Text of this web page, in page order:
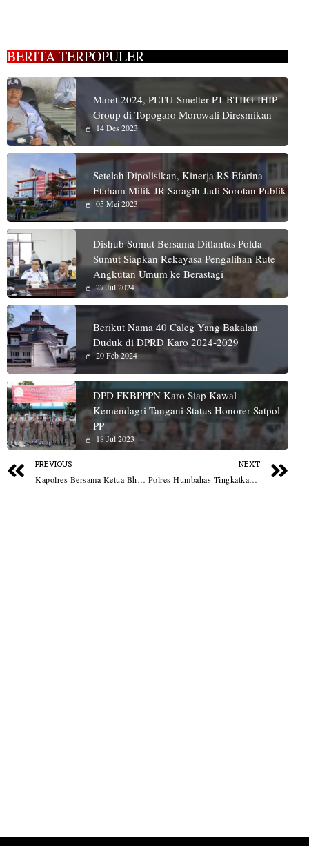
BERITA TERPOPULER
Maret 2024, PLTU-Smelter PT BTIIG-IHIP
Group di Topogaro Morowali Diresmikan
14 Des 2023
Setelah Dipolisikan, Kinerja RS Efarina
Etaham Milik JR Saragih Jadi Sorotan Publik
05 Mei 2023
Dishub Sumut Bersama Ditlantas Polda
Sumut Siapkan Rekayasa Pengalihan Rute
Angkutan Umum ke Berastagi
27 Jul 2024
Berikut Nama 40 Caleg Yang Bakalan
Duduk di DPRD Karo 2024-2029
20 Feb 2024
DPD FKBPPPN Karo Siap Kawal
Kemendagri Tangani Status Honorer Satpol-
PP
18 Jul 2023
PREVIOUS
Kapolres Bersama Ketua Bhayangkari Pelabuhan Belawan Bantu Korban Puting Beliung
NEXT
Polres Humbahas Tingkatkan Patroli Malam Antisipasi Gangguan Kamtibmas